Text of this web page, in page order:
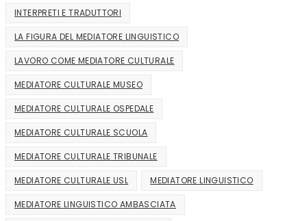
INTERPRETI E TRADUTTORI
LA FIGURA DEL MEDIATORE LINGUISTICO
LAVORO COME MEDIATORE CULTURALE
MEDIATORE CULTURALE MUSEO
MEDIATORE CULTURALE OSPEDALE
MEDIATORE CULTURALE SCUOLA
MEDIATORE CULTURALE TRIBUNALE
MEDIATORE CULTURALE USL MEDIATORE LINGUISTICO
MEDIATORE LINGUISTICO AMBASCIATA